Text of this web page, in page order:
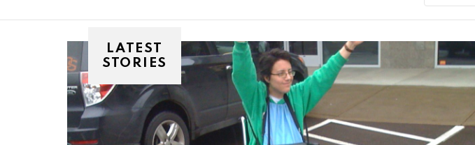
LATEST
STORIES